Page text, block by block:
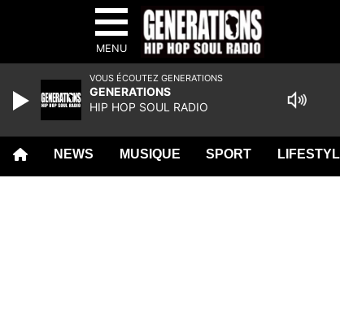
MENU
NEWS MUSIQUE SPORT
VOUS ÉCOUTEZ GENERATIONS
GENERATIONS
HIP HOP SOUL RADIO